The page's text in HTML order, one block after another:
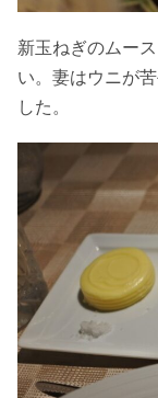
新玉ねぎのムー
い。妻はウニが
した。